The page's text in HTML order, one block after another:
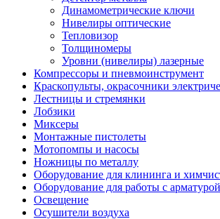
Динамометрические ключи
Нивелиры оптические
Тепловизор
Толщиномеры
Уровни (нивелиры) лазерные
Компрессоры и пневмоинструмент
Краскопульты, окрасочники
Лестницы и стремянки
Лобзики
Миксеры
Монтажные пистолеты
Мотопомпы и насосы
Ножницы по металлу
Оборудование для клининга и
Оборудование для работы с арматурой
Освещение
Осушители воздуха